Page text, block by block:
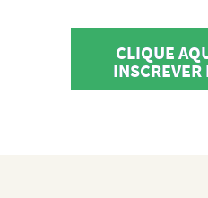
CLIQUE
INSCREVER